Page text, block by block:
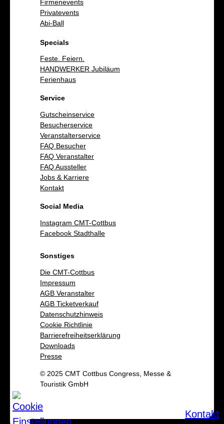
Firmenevents
Privatevents
Abi-Ball
Specials
Feste. Feiern.
HANDWERKER Jubiläum
Ferienhaus
Service
Gutscheinservice
Besucherservice
Veranstalterservice
FAQ Besucher
FAQ Veranstalter
FAQ Aussteller
Jobs & Karriere
Kontakt
Social Media
Instagram CMT-Cottbus
Facebook Stadthalle
Sonstiges
Die CMT-Cottbus
Impressum
AGB Veranstalter
AGB Ticketverkauf
Datenschutzhinweis
Cookie Richtlinie
Barrierefreiheitserklärung
Downloads
Presse
© 2025 CMT Cottbus Congress, Messe &
Touristik GmbH
Kontakt